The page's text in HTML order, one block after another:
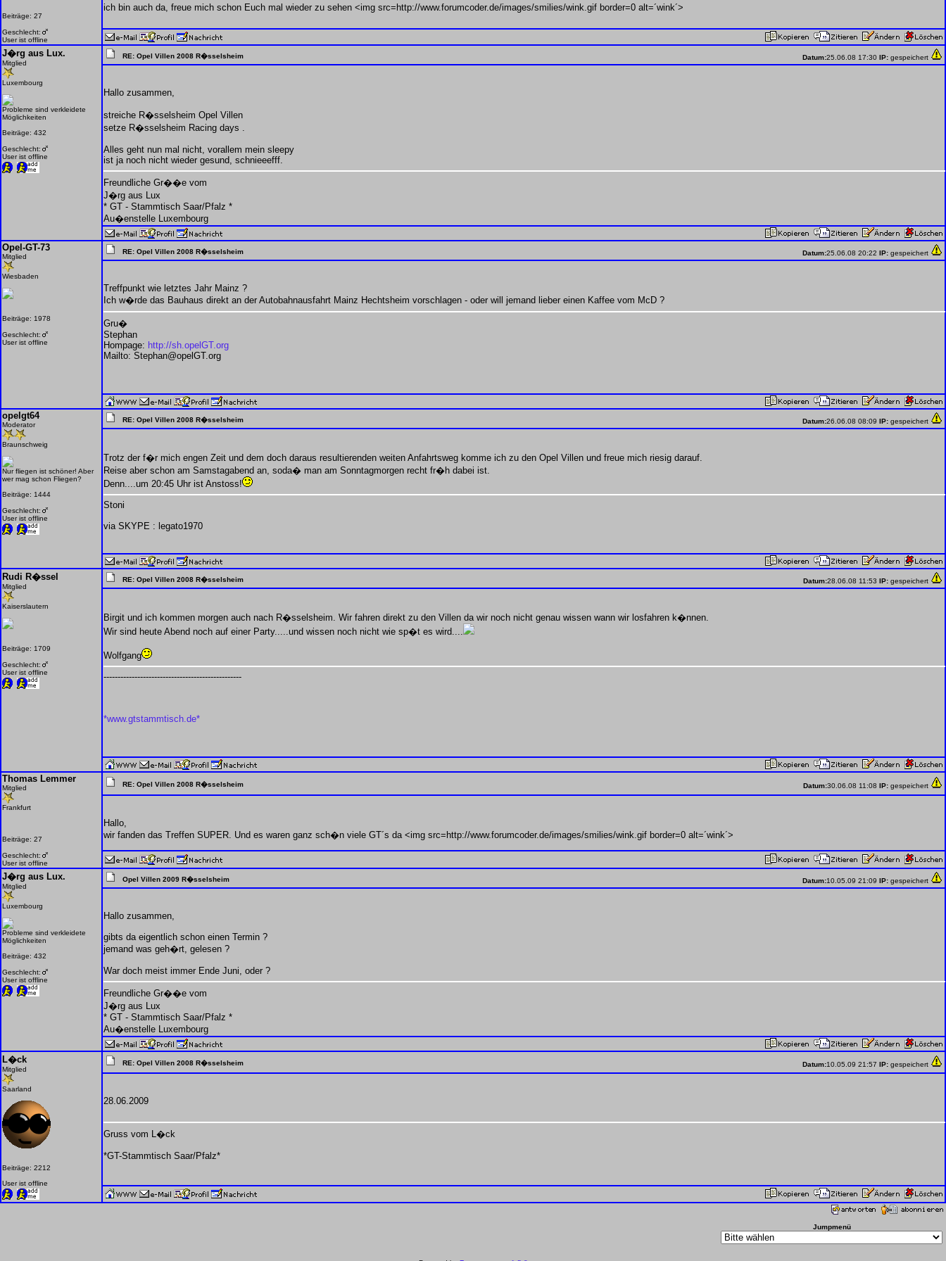
Beiträge: 27
Geschlecht:
User ist offline
ich bin auch da, freue mich schon Euch mal wieder zu sehen <img src=http://www.forumcoder.de/images/smilies/wink.gif border=0 alt=´wink´>
J�rg aus Lux.
Mitglied
Luxembourg
Probleme sind verkleidete
Möglichkeiten
Beiträge: 432
Geschlecht:
User ist offline
RE: Opel Villen 2008 R�sselsheim Datum:25.06.08 17:30 IP: gespeichert
Hallo zusammen,
streiche R�sselsheim Opel Villen
setze R�sselsheim Racing days .
Alles geht nun mal nicht, vorallem mein sleepy
ist ja noch nicht wieder gesund, schnieeefff.
Freundliche Gr��e vom
J�rg aus Lux
* GT - Stammtisch Saar/Pfalz *
Au�enstelle Luxembourg
Opel-GT-73
Mitglied
Wiesbaden
Beiträge: 1978
Geschlecht:
User ist offline
RE: Opel Villen 2008 R�sselsheim Datum:25.06.08 20:22 IP: gespeichert
Treffpunkt wie letztes Jahr Mainz ?
Ich w�rde das Bauhaus direkt an der Autobahnausfahrt Mainz Hechtsheim vorschlagen - oder will jemand lieber einen Kaffee vom McD ?
Gru�
Stephan
Hompage: http://sh.opelGT.org
Mailto: Stephan@opelGT.org
opelgt64
Moderator
Braunschweig
Nur fliegen ist schöner! Aber
wer mag schon Fliegen?
Beiträge: 1444
Geschlecht:
User ist offline
RE: Opel Villen 2008 R�sselsheim Datum:26.06.08 08:09 IP: gespeichert
Trotz der f�r mich engen Zeit und dem doch daraus resultierenden weiten Anfahrtsweg komme ich zu den Opel Villen und freue mich riesig darauf.
Reise aber schon am Samstagabend an, soda� man am Sonntagmorgen recht fr�h dabei ist.
Denn....um 20:45 Uhr ist Anstoss!
Stoni
via SKYPE : legato1970
Rudi R�ssel
Mitglied
Kaiserslautern
Beiträge: 1709
Geschlecht:
User ist offline
RE: Opel Villen 2008 R�sselsheim Datum:28.06.08 11:53 IP: gespeichert
Birgit und ich kommen morgen auch nach R�sselsheim. Wir fahren direkt zu den Villen da wir noch nicht genau wissen wann wir losfahren k�nnen.
Wir sind heute Abend noch auf einer Party.....und wissen noch nicht wie sp�t es wird....
Wolfgang
-------------------------------------------------
*www.gtstammtisch.de*
Thomas Lemmer
Mitglied
Frankfurt
Beiträge: 27
Geschlecht:
User ist offline
RE: Opel Villen 2008 R�sselsheim Datum:30.06.08 11:08 IP: gespeichert
Hallo,
wir fanden das Treffen SUPER. Und es waren ganz sch�n viele GT´s da <img src=http://www.forumcoder.de/images/smilies/wink.gif border=0 alt=´wink´>
J�rg aus Lux.
Mitglied
Luxembourg
Probleme sind verkleidete
Möglichkeiten
Beiträge: 432
Geschlecht:
User ist offline
Opel Villen 2009 R�sselsheim Datum:10.05.09 21:09 IP: gespeichert
Hallo zusammen,
gibts da eigentlich schon einen Termin ?
jemand was geh�rt, gelesen ?
War doch meist immer Ende Juni, oder ?
Freundliche Gr��e vom
J�rg aus Lux
* GT - Stammtisch Saar/Pfalz *
Au�enstelle Luxembourg
L�ck
Mitglied
Saarland
Beiträge: 2212
User ist offline
RE: Opel Villen 2008 R�sselsheim Datum:10.05.09 21:57 IP: gespeichert
28.06.2009
Gruss vom L�ck
*GT-Stammtisch Saar/Pfalz*
Jumpmenü